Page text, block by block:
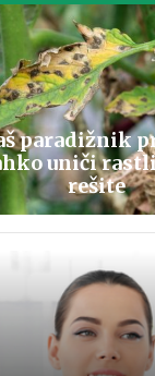
paradižnik
uniči
rešite